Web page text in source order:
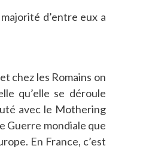
d’entre eux a
chez les Romains on
qu’elle se déroule
avec le Mothering
Guerre mondiale que
En France, c’est